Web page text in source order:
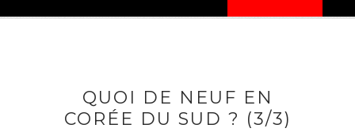
QUOI DE NEUF EN
CORÉE DU SUD ? (3/3)